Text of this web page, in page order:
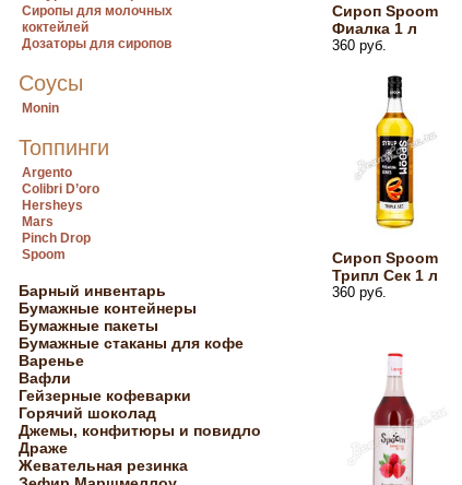
Сиропы для молочных
коктейлей
Дозаторы для сиропов
Соусы
Monin
Топпинги
Argento
Colibri D’oro
Hersheys
Mars
Pinch Drop
Spoom
Барный инвентарь
Бумажные контейнеры
Бумажные пакеты
Бумажные стаканы для кофе
Варенье
Вафли
Гейзерные кофеварки
Горячий шоколад
Джемы, конфитюры и повидло
Драже
Жевательная резинка
Сироп Spoom
Фиалка 1 л
360 руб.
Сироп Spoom
Трипл Сек 1 л
360 руб.